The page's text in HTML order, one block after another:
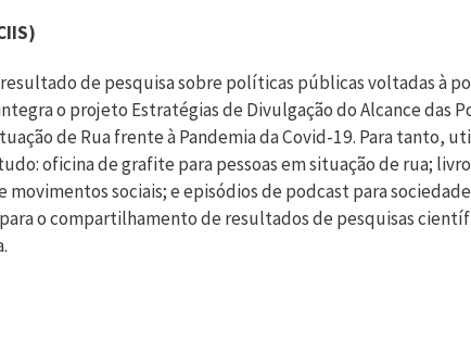
de pesquisa sobre políticas públicas voltadas à
o projeto Estratégias de Divulgação do Alcance das
de Rua frente à Pandemia da Covid-19. Para tanto,
oficina de grafite para pessoas em situação de rua;
sociais; e episódios de podcast para
o compartilhamento de resultados de pesquisas